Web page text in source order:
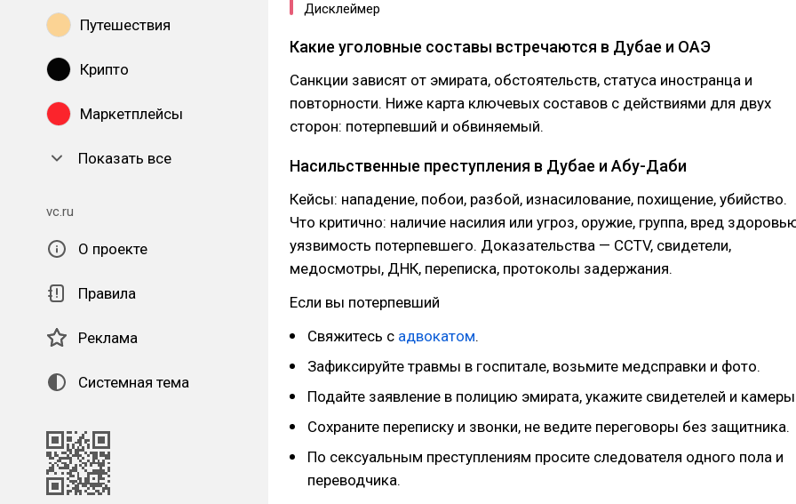
Путешествия
Крипто
Маркетплейсы
Показать все
vc.ru
О проекте
Правила
Реклама
Системная тема
Дисклеймер
Какие уголовные составы встречаются в Дубае и ОАЭ
Санкции зависят от эмирата, обстоятельств, статуса иностранца и
повторности. Ниже карта ключевых составов с действиями для двух
сторон: потерпевший и обвиняемый.
Насильственные преступления в Дубае и Абу-Даби
Кейсы: нападение, побои, разбой, изнасилование, похищение, убийство.
Что критично: наличие насилия или угроз, оружие, группа, вред
уязвимость потерпевшего. Доказательства — CCTV, свидетели,
медосмотры, ДНК, переписка, протоколы задержания.
Если вы потерпевший
Свяжитесь с адвокатом.
Зафиксируйте травмы в госпитале, возьмите медсправки и фото.
Подайте заявление в полицию эмирата, укажите свидетелей и
Сохраните переписку и звонки, не ведите переговоры без защитника.
По сексуальным преступлениям просите следователя одного пола и
переводчика.